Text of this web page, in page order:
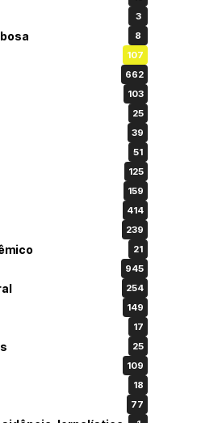
3
8
107
662
103
25
39
51
125
159
414
239
21
945
254
149
17
25
109
18
77